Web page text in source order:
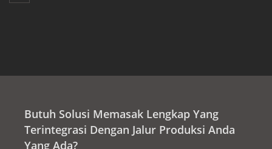
Butuh Solusi Memasak Lengkap Yang
Terintegrasi Dengan Jalur Produksi Anda
Yang Ada?